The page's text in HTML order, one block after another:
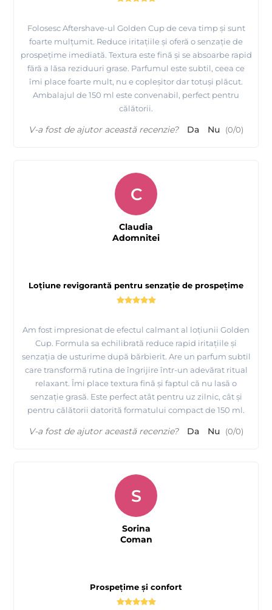
Folosesc Aftershave-ul Golden Cup de ceva timp și sunt
foarte mulțumit. Reduce iritațiile și oferă o senzație de
prospețime imediată. Textura este fină și se absoarbe rapid
fără a lăsa reziduuri grase. Parfumul este subtil, ceea ce
îmi place foarte mult, nu e copleșitor dar totuși plăcut.
Ambalajul de 150 ml este convenabil, perfect pentru
călătorii.
V-a fost de ajutor această recenzie? Da Nu (0/0)
Loțiune revigorantă pentru senzație de prospețime
Am fost impresionat de efectul calmant al loțiunii Golden
Cup. Formula sa echilibrată reduce rapid iritațiile și
senzația de usturime după bărbierit. Are un parfum subtil
care transformă rutina de îngrijire într-un adevărat ritual
relaxant. Îmi place textura fină și faptul că nu lasă o
senzație grasă. Este perfect atât pentru uz zilnic, cât și
pentru călătorii datorită formatului compact de 150 ml.
C
Claudia
Adomnitei
V-a fost de ajutor această recenzie? Da Nu (0/0)
Prospețime și confort
S
Sorina
Coman